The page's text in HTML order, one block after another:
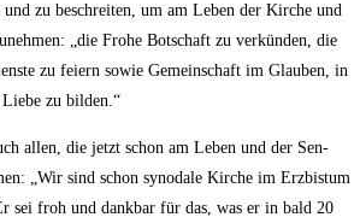
zu beschrei­ten, um am Leben der Kir­che und
„die Fro­he Bot­schaft zu ver­kün­den, die
zu fei­ern sowie Gemein­schaft im Glau­ben, in
zu bilden.“
allen, die jetzt schon am Leben und der Sen­
„Wir sind schon syn­oda­le Kir­che im Erz­bis­tum
sei froh und dank­bar für das, was er in bald 20